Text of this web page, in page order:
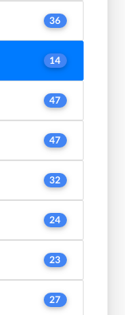
36
14
47
47
32
24
23
27